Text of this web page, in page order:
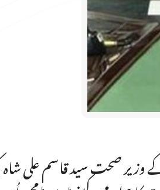
کے وزیر صحت سید قاسم علی